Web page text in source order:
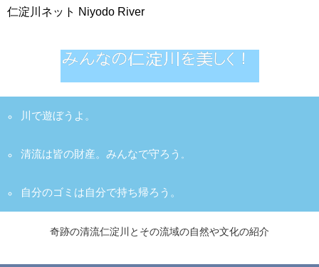
仁淀川ネット Niyodo River
川で遊ぼうよ。
清流は皆の財産。みんなで守ろう 。
自分のゴミは自分で持ち帰ろう。
奇跡の清流仁淀川とその流域の自然や文化の紹介